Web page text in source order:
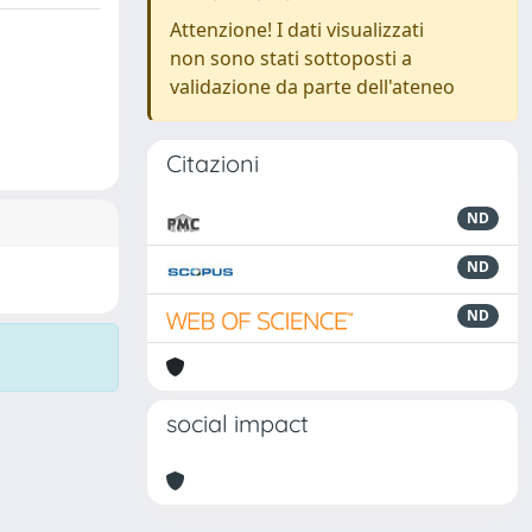
Attenzione! I dati visualizzati
non sono stati sottoposti a
validazione da parte dell'ateneo
Citazioni
ND
ND
ND
social impact